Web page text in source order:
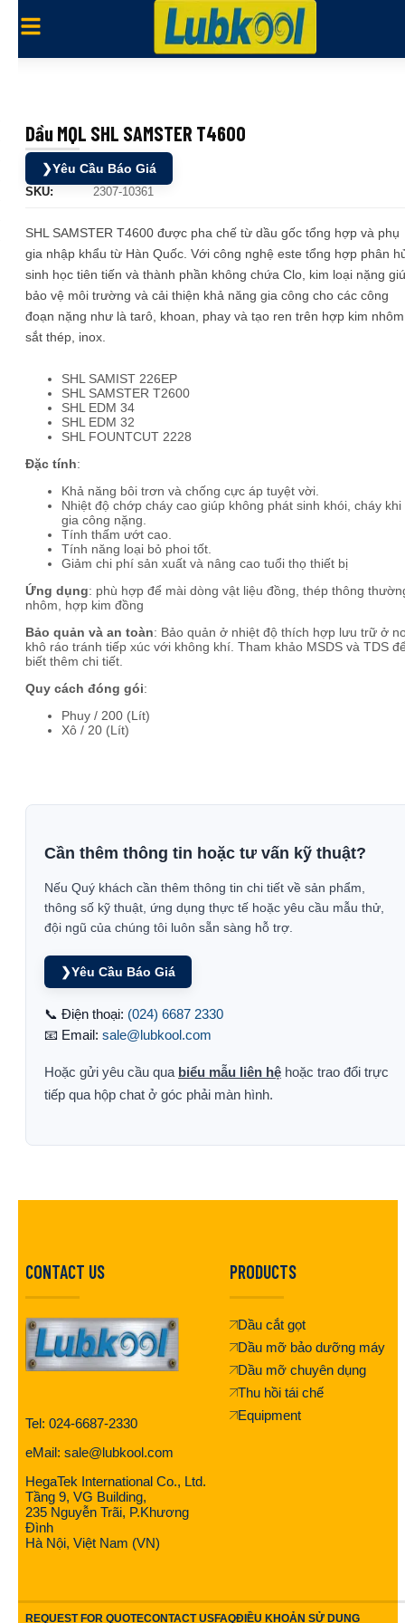
Dầu MQL SHL SAMSTER T4600
❯Yêu Cầu Báo Giá
SKU: 2307-10361
SHL SAMSTER T4600 được pha chế từ dầu gốc tổng hợp và phụ
gia nhập khẩu từ Hàn Quốc. Với công nghệ este tổng hợp phân
sinh học tiên tiến và thành phần không chứa Clo, kim loại nặng
bảo vệ môi trường và cải thiện khả năng gia công cho các công
đoạn nặng như là tarô, khoan, phay và tạo ren trên hợp kim
sắt thép, inox.
SHL SAMIST 226EP
SHL SAMSTER T2600
SHL EDM 34
SHL EDM 32
SHL FOUNTCUT 2228
Đặc tính:
Khả năng bôi trơn và chống cực áp tuyệt vời.
Nhiệt độ chớp cháy cao giúp không phát sinh khói, cháy khi
gia công nặng.
Tính thấm ướt cao.
Tính năng loại bỏ phoi tốt.
Giảm chi phí sản xuất và nâng cao tuổi thọ thiết bị
Ứng dụng: phù hợp để mài dòng vật liệu đồng, thép thông
nhôm, hợp kim đồng
Bảo quản và an toàn: Bảo quản ở nhiệt độ thích hợp lưu trữ ở
khô ráo tránh tiếp xúc với không khí. Tham khảo MSDS và TDS
biết thêm chi tiết.
Quy cách đóng gói:
Phuy / 200 (Lít)
Xô / 20 (Lít)
Cần thêm thông tin hoặc tư vấn kỹ thuật?
Nếu Quý khách cần thêm thông tin chi tiết về sản phẩm,
thông số kỹ thuật, ứng dụng thực tế hoặc yêu cầu mẫu thử,
đội ngũ của chúng tôi luôn sẵn sàng hỗ trợ.
❯Yêu Cầu Báo Giá
📞 Điện thoại: (024) 6687 2330
📧 Email: sale@lubkool.com
Hoặc gửi yêu cầu qua biểu mẫu liên hệ hoặc trao đổi trực
tiếp qua hộp chat ở góc phải màn hình.
CONTACT US
Tel: 024-6687-2330
eMail: sale@lubkool.com
HegaTek International Co., Ltd.
Tầng 9, VG Building,
235 Nguyễn Trãi, P.Khương
Đình
Hà Nội, Việt Nam (VN)
PRODUCTS
Dầu cắt gọt
Dầu mỡ bảo dưỡng máy
Dầu mỡ chuyên dụng
Thu hồi tái chế
Equipment
REQUEST FOR QUOTECONTACT USFAQĐIỀU KHOẢN SỬ DỤNG